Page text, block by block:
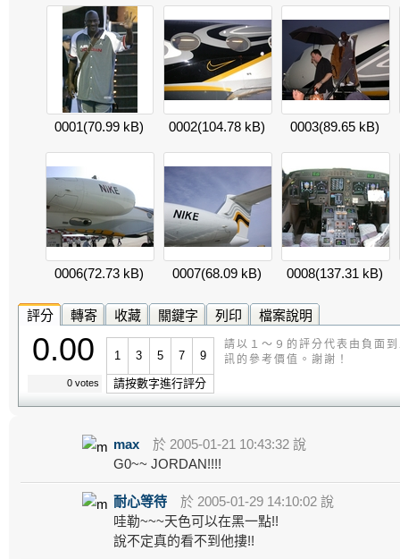
0001(70.99 kB) 0002(104.78 kB) 0003(89.65 kB)
0006(72.73 kB) 0007(68.09 kB) 0008(137.31 kB)
評分 轉寄 收藏 關鍵字 列印 檔案說明
0.00
0 votes
1 3 5 7 9
請按數字進行評分
請以１～９的評分代表由負面
訊的參考價值。謝謝！
max
於 2005-01-21 10:43:32 說
G0~~ JORDAN!!!!
耐心等待
於 2005-01-29 14:10:02 說
哇勒~~~天色可以在黑一點!!
說不定真的看不到他摟!!